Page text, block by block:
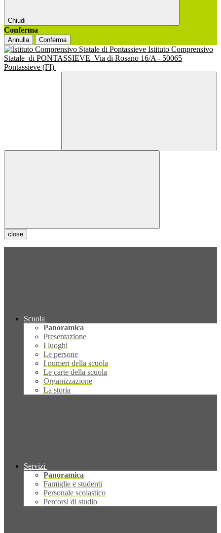
Chiudi
Conferma
Annulla Conferma
Istituto Comprensivo
Statale di PONTASSIEVE Via di Rosano 16/A - 50065
Pontassieve (FI)
close
Scuola
Panoramica
Presentazione
I luoghi
Le persone
I numeri della scuola
Le carte della scuola
Organizzazione
La storia
Servizi
Panoramica
Famiglie e studenti
Personale scolastico
Percorsi di studio